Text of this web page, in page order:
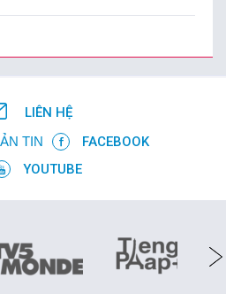
LIÊN HỆ
TIN
FACEBOOK
YOUTUBE